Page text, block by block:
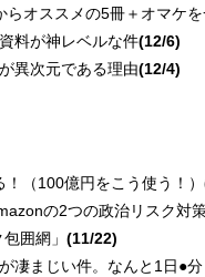
オススメの5冊＋オマケを
料が神レベルな件(12/6)
異次元である理由(12/4)
（100億円をこう使う！）
の2つの政治リスク対
囲網」 (11/22)
凄まじい件。なんと1日●分